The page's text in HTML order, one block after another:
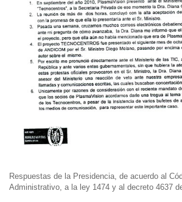
Respuestas de la Presidencia, de acuerdo al
Administrativo, a la ley 1474 y al decreto 4637